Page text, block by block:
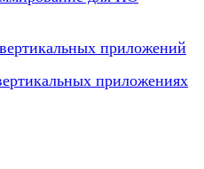
приложений
приложениях